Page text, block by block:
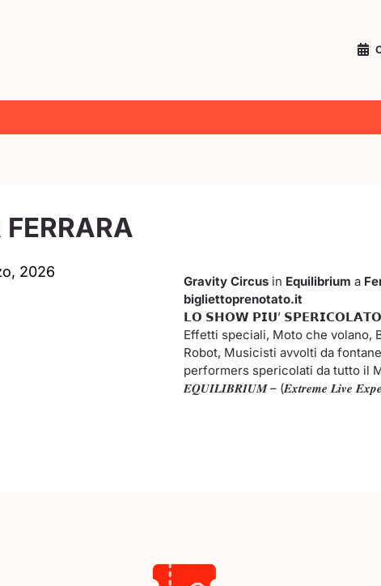
2026
Gravity Circus in Equilibrium a
bigliettoprenotato.it
𝗟𝗢 𝗦𝗛𝗢𝗪 𝗣𝗜𝗨’
Effetti speciali, Moto che volano,
Robot, Musicisti avvolti da
performers spericolati da tutto il
𝑬𝑸𝑼𝑰𝑳𝑰𝑩𝑹𝑰𝑼𝑴 – (𝑬𝒙𝒕𝒓𝒆𝒎𝒆 𝑳𝒊𝒗𝒆